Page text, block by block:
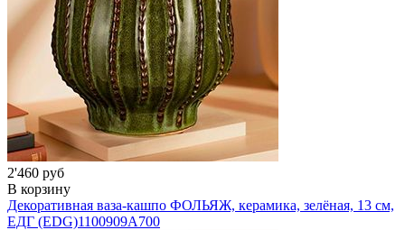
2'460 руб
В корзину
Декоративная ваза-кашпо ФОЛЬЯЖ, керамика, зелёная, 13 см,
ЕДГ (EDG)1100909A700